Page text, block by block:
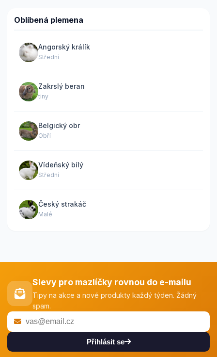
Oblíbená plemena
Angorský králík
Střední
Zakrslý beran
tiny
Belgický obr
Obří
Vídeňský bílý
Střední
Český strakáč
Malé
Slevy pro mazlíčky rovnou do e-mailu
Tipy na akce a nové produkty každý týden. Žádný
spam.
Přihlásit se